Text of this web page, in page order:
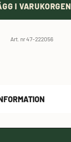
I VARUKORGEN
Art. nr 47-222056